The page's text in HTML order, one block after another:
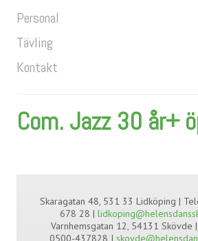
Personal
Tävling
Kontakt
Com. Jazz 30 år+
Skaragatan 48, 531 33 Lidköping |
678 28 |
Varnhemsgatan 12, 54131 Skövde
0500-437828 I